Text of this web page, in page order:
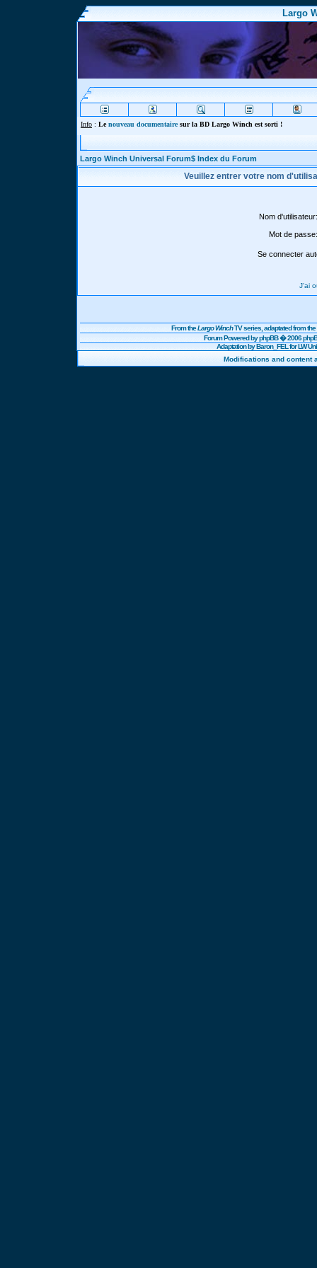
Largo
Info : Lenouveau documentairesur la BD Largo Winch est sorti !
Largo Winch Universal Forum$ Index du Forum
Veuillez entrer votre nom
Nom d'utilisateur:
Mot de passe:
Se connecter
J'ai
From theLargo WinchTV series, adaptated from
Forum Powered byphpBB� 2006
Adaptation by Baron_FEL for LW
Modifications and content